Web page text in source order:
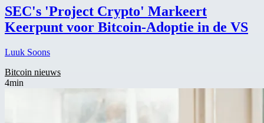
SEC's 'Project Crypto' Markeert
Keerpunt voor Bitcoin-Adoptie in de VS
Luuk Soons
Bitcoin nieuws
4min